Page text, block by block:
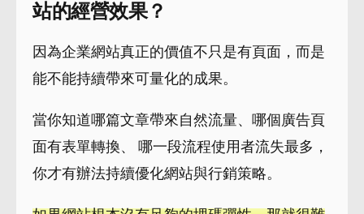
站的經營效果？
因為企業網站真正的價值不只是有頁面，而是
能不能持續帶來可量化的成果。
當你知道哪篇文章帶來自然流量、哪個廣告頁
面有表單轉換、 哪一段流程使用者流失最多，
你才有辦法持續優化網站與行銷策略。